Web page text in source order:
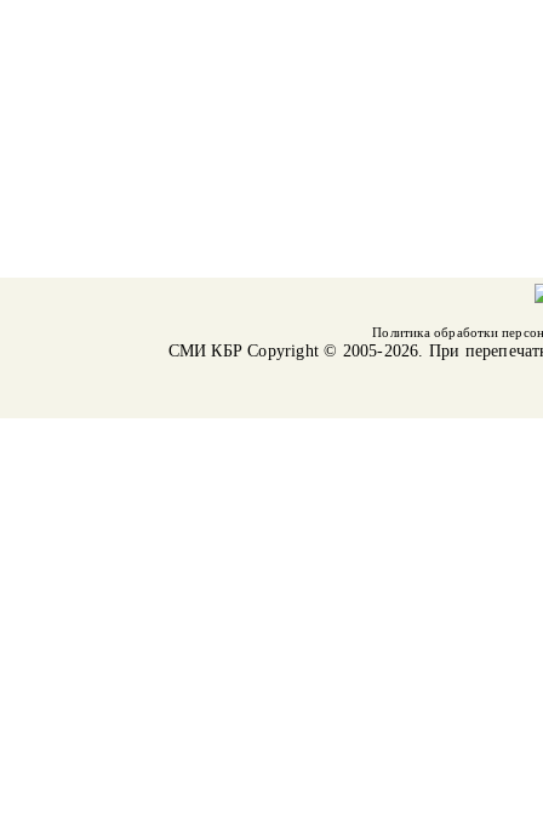
Политика обработки
СМИ КБРCopyright © 2005-2026. При